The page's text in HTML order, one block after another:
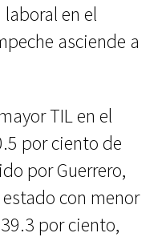
en el
asciende a
TIL en el
por ciento de
por Guerrero,
con menor
por ciento,